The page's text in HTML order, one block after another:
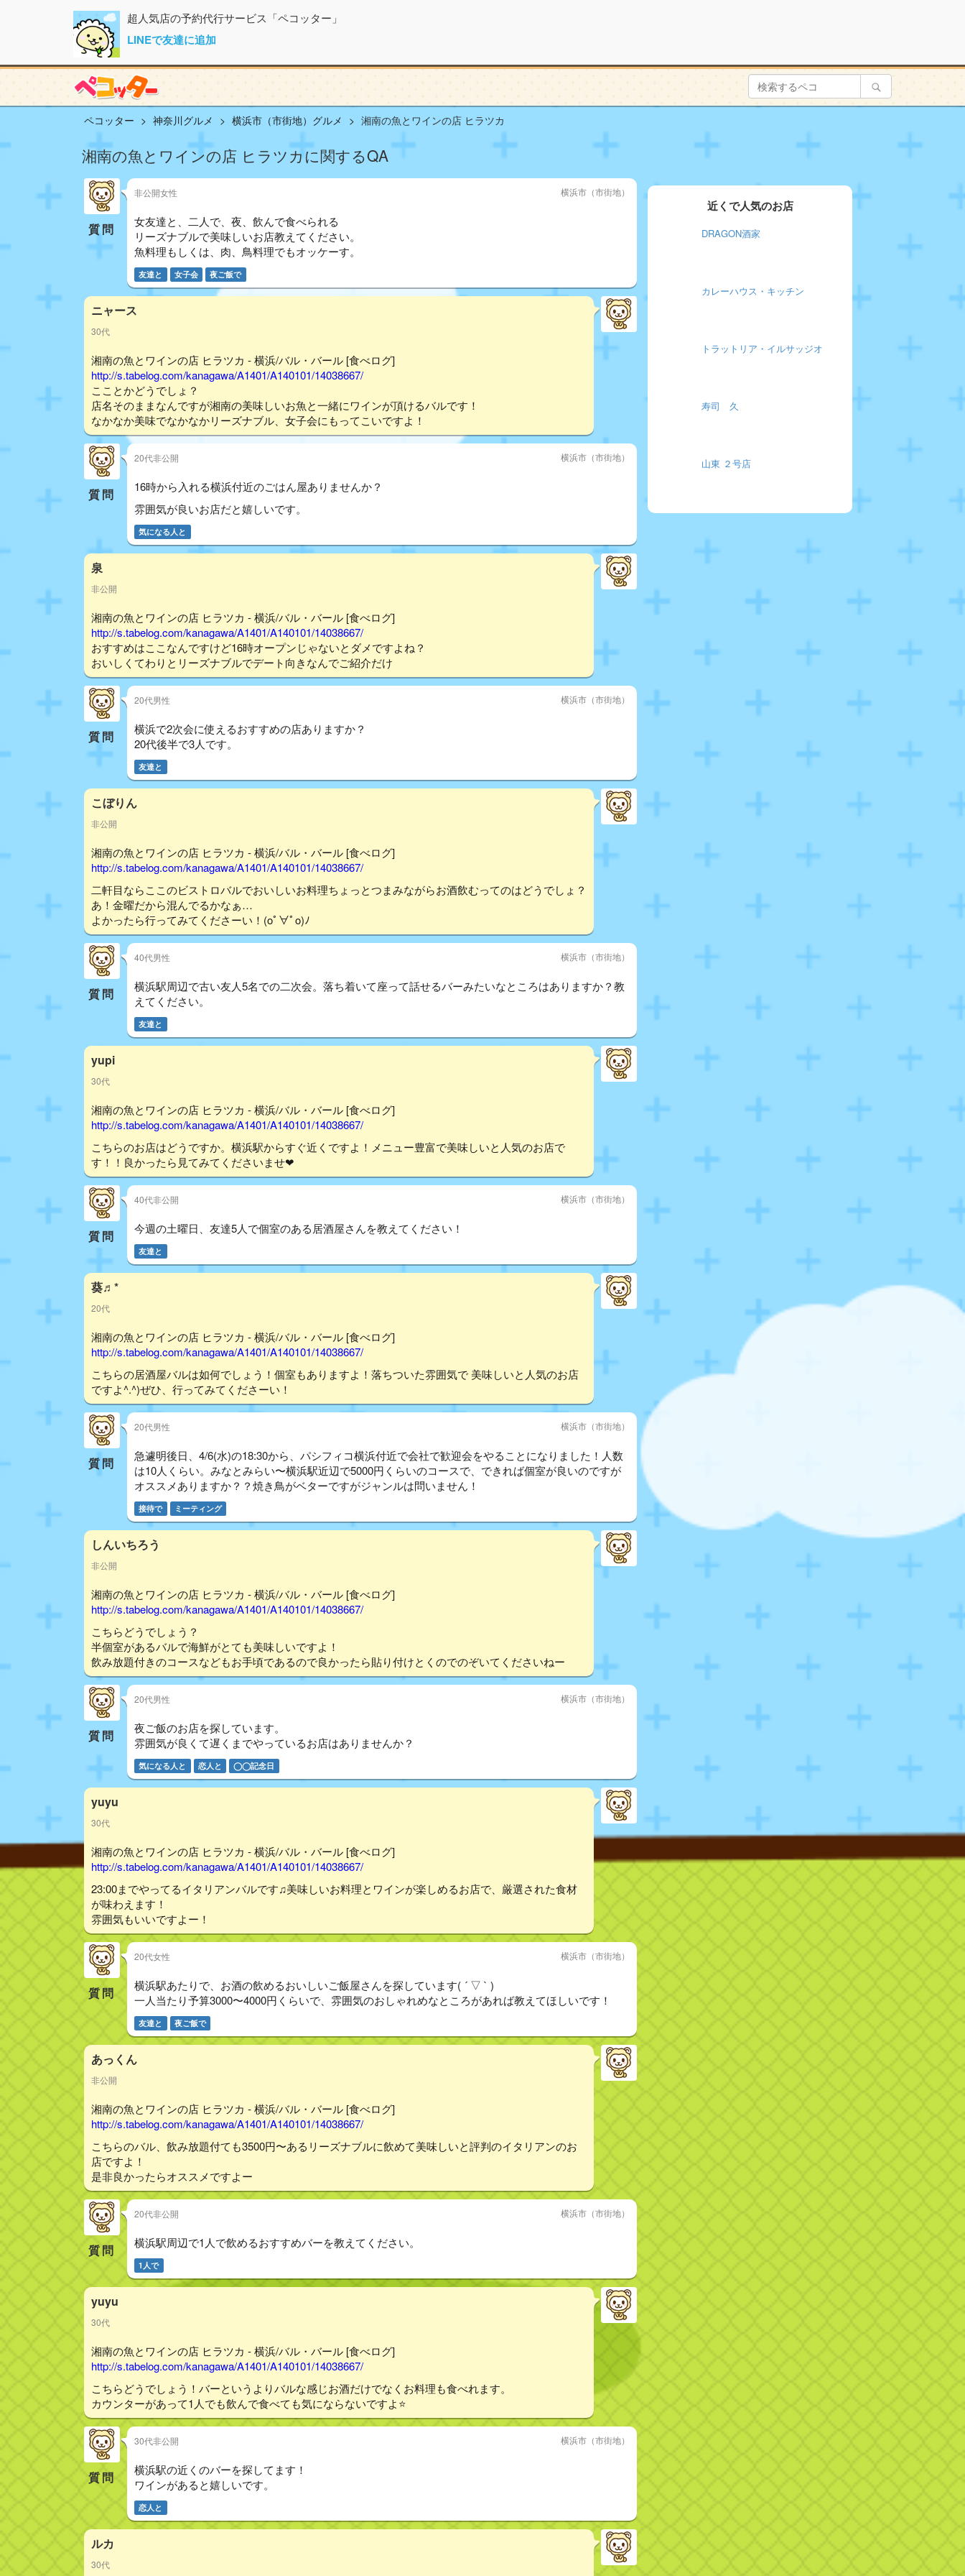
超人気店の予約代行サービス「ペコッター」
LINEで友達に追加
ペコッター 神奈川グルメ 横浜市（市街地）グルメ 湘南の魚とワインの店 ヒラツカ
湘南の魚とワインの店 ヒラツカに関するQA
質問
非公開女性 横浜市（市街地）
女友達と、二人で、夜、飲んで食べられる
リーズナブルで美味しいお店教えてください。
魚料理もしくは、肉、鳥料理でもオッケーす。
友達と 女子会 夜ご飯で
ニャース
30代
湘南の魚とワインの店 ヒラツカ - 横浜/バル・バール [食べログ]
http://s.tabelog.com/kanagawa/A1401/A140101/14038667/
こことかどうでしょ？
店名そのままなんですが湘南の美味しいお魚と一緒にワインが頂けるバルです！
なかなか美味でなかなかリーズナブル、女子会にもってこいですよ！
質問
20代非公開 横浜市（市街地）
16時から入れる横浜付近のごはん屋ありませんか？
雰囲気が良いお店だと嬉しいです。
気になる人と
泉
非公開
湘南の魚とワインの店 ヒラツカ - 横浜/バル・バール [食べログ]
http://s.tabelog.com/kanagawa/A1401/A140101/14038667/
おすすめはここなんですけど16時オープンじゃないとダメですよね？
おいしくてわりとリーズナブルでデート向きなんでご紹介だけ
質問
20代男性 横浜市（市街地）
横浜で2次会に使えるおすすめの店ありますか？
20代後半で3人です。
友達と
こぼりん
非公開
湘南の魚とワインの店 ヒラツカ - 横浜/バル・バール [食べログ]
http://s.tabelog.com/kanagawa/A1401/A140101/14038667/
二軒目ならここのビストロバルでおいしいお料理ちょっとつまみながらお酒飲むってのはどうでしょ？
あ！金曜だから混んでるかなぁ…
よかったら行ってみてくださーい！(oﾟ∀ﾟo)ﾉ
質問
40代男性 横浜市（市街地）
横浜駅周辺で古い友人5名での二次会。落ち着いて座って話せるバーみたいなところはありますか？教
えてください。
友達と
yupi
30代
湘南の魚とワインの店 ヒラツカ - 横浜/バル・バール [食べログ]
http://s.tabelog.com/kanagawa/A1401/A140101/14038667/
こちらのお店はどうですか。横浜駅からすぐ近くですよ！メニュー豊富で美味しいと人気のお店で
す！！良かったら見てみてくださいませ❤︎
質問
40代非公開 横浜市（市街地）
今週の土曜日、友達5人で個室のある居酒屋さんを教えてください！
友達と
葵♬*
20代
湘南の魚とワインの店 ヒラツカ - 横浜/バル・バール [食べログ]
http://s.tabelog.com/kanagawa/A1401/A140101/14038667/
こちらの居酒屋バルは如何でしょう！個室もありますよ！落ちついた雰囲気で 美味しいと人気のお店
ですよ^.^)ぜひ、行ってみてくださーい！
質問
20代男性 横浜市（市街地）
急遽明後日、4/6(水)の18:30から、パシフィコ横浜付近で会社で歓迎会をやることになりました！人数
は10人くらい。みなとみらい〜横浜駅近辺で5000円くらいのコースで、できれば個室が良いのですが
オススメありますか？？焼き鳥がベターですがジャンルは問いません！
接待で ミーティング
しんいちろう
非公開
湘南の魚とワインの店 ヒラツカ - 横浜/バル・バール [食べログ]
http://s.tabelog.com/kanagawa/A1401/A140101/14038667/
こちらどうでしょう？
半個室があるバルで海鮮がとても美味しいですよ！
飲み放題付きのコースなどもお手頃であるので良かったら貼り付けとくのでのぞいてくださいねー
質問
20代男性 横浜市（市街地）
夜ご飯のお店を探しています。
雰囲気が良くて遅くまでやっているお店はありませんか？
気になる人と 恋人と ◯◯記念日
yuyu
30代
湘南の魚とワインの店 ヒラツカ - 横浜/バル・バール [食べログ]
http://s.tabelog.com/kanagawa/A1401/A140101/14038667/
23:00までやってるイタリアンバルです♫美味しいお料理とワインが楽しめるお店で、厳選された食材
が味わえます！
雰囲気もいいですよー！
質問
20代女性 横浜市（市街地）
横浜駅あたりで、お酒の飲めるおいしいご飯屋さんを探しています( ´ ▽ ` )
一人当たり予算3000〜4000円くらいで、雰囲気のおしゃれめなところがあれば教えてほしいです！
友達と 夜ご飯で
あっくん
非公開
湘南の魚とワインの店 ヒラツカ - 横浜/バル・バール [食べログ]
http://s.tabelog.com/kanagawa/A1401/A140101/14038667/
こちらのバル、飲み放題付ても3500円〜あるリーズナブルに飲めて美味しいと評判のイタリアンのお
店ですよ！
是非良かったらオススメですよー
質問
20代非公開 横浜市（市街地）
横浜駅周辺で1人で飲めるおすすめバーを教えてください。
1人で
yuyu
30代
湘南の魚とワインの店 ヒラツカ - 横浜/バル・バール [食べログ]
http://s.tabelog.com/kanagawa/A1401/A140101/14038667/
こちらどうでしょう！バーというよりバルな感じお酒だけでなくお料理も食べれます。
カウンターがあって1人でも飲んで食べても気にならないですよ⭐️
質問
30代非公開 横浜市（市街地）
横浜駅の近くのバーを探してます！
ワインがあると嬉しいです。
恋人と
ルカ
30代
近くで人気のお店
DRAGON酒家
カレーハウス・キッチン
トラットリア・イルサッジオ
寿司 久
山東 ２号店